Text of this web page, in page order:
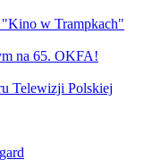
w Trampkach"
na 65. OKFA!
Telewizji Polskiej